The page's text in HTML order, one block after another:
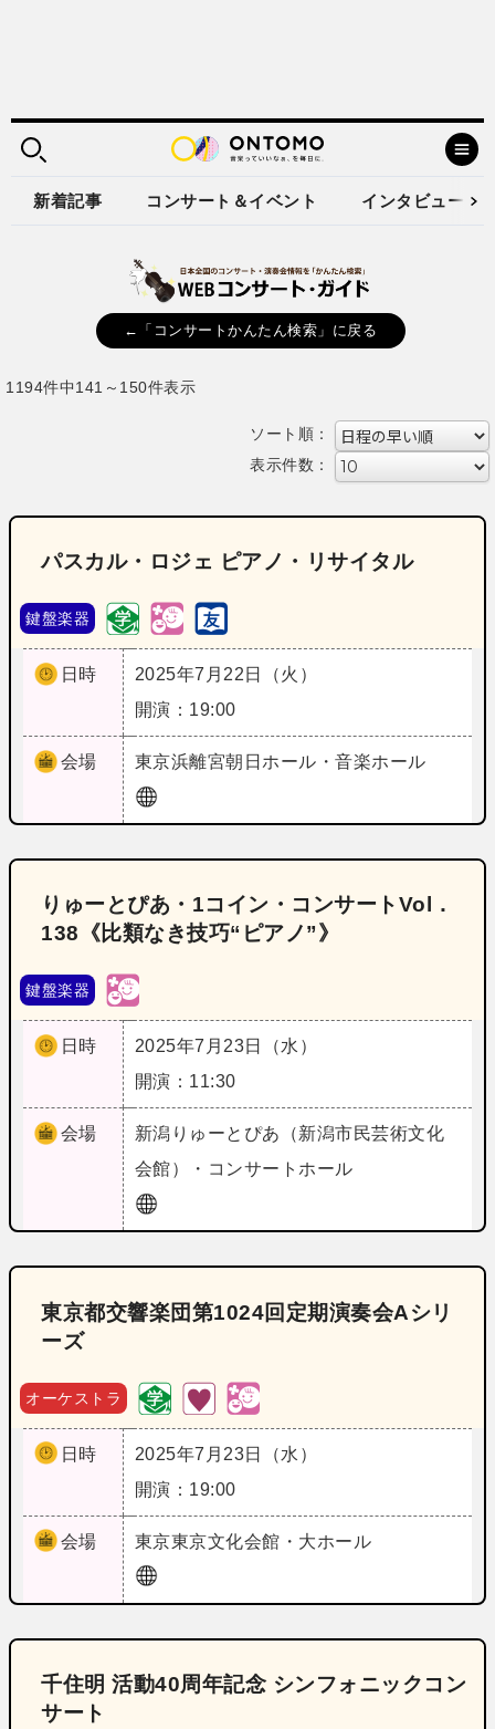
新着記事 コンサート＆イベント インタビュー
←「コンサートかんたん検索」に戻る
1194件中141～150件表示
ソート順：
表示件数：
パスカル・ロジェ ピアノ・リサイタル
鍵盤楽器
日時
2025年7月22日（火）
開演：19:00
会場 東京浜離宮朝日ホール・音楽ホール
りゅーとぴあ・1コイン・コンサートVol．
138《比類なき技巧“ピアノ”》
鍵盤楽器
日時
2025年7月23日（水）
開演：11:30
会場 新潟 りゅーとぴあ（新潟市民芸術文化
会館）・コンサートホール
東京都交響楽団第1024回定期演奏会Aシリ
ーズ
オーケストラ
日時
2025年7月23日（水）
開演：19:00
会場 東京東京文化会館・大ホール
千住明 活動40周年記念 シンフォニックコン
サート